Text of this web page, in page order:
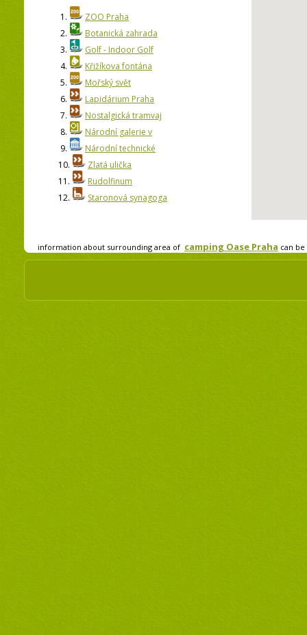
1.
ZOO Praha
2.
Botanická zahrada
3.
Golf - Indoor Golf
4.
Křižíkova fontána
5.
Mořský svět
6.
Lapidárium Praha
7.
Nostalgická tramvaj
8.
Národní galerie v
9.
Národní technické
10.
Zlatá ulička
11.
Rudolfinum
12.
Staronová synagoga
information about surrounding area of camping Oase Praha can